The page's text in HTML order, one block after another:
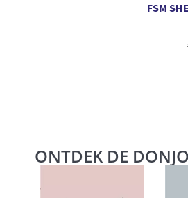
FSM
ONTDEK DE